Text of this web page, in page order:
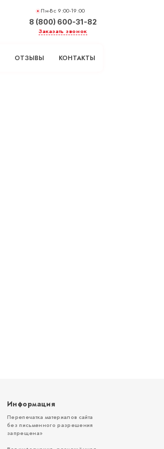
Пн-Вс 9:00-19:00
8 (800) 600-31-82
Заказать звонок
ОТЗЫВЫ КОНТАКТЫ
Информация
Перепечатка материалов сайта
без письменного разрешения
запрещена»